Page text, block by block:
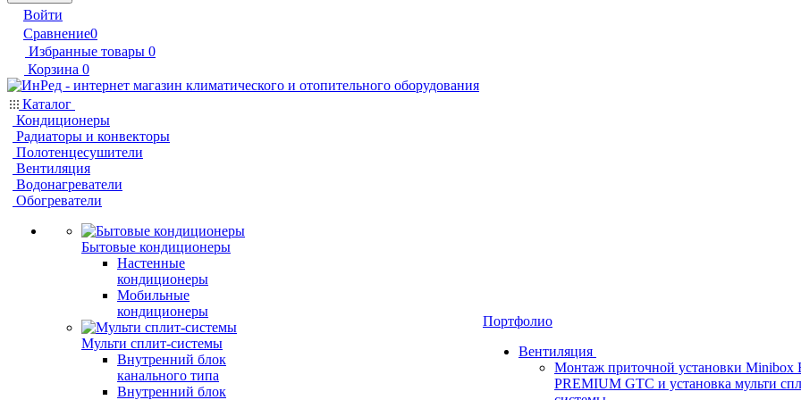
Войти
Сравнение0
Избранные товары 0
Корзина 0
Каталог
Кондиционеры
Радиаторы и конвекторы
Полотенцесушители
Вентиляция
Водонагреватели
Обогреватели
Бытовые кондиционеры
Настенные
кондиционеры
Мобильные
кондиционеры
Мульти сплит-системы
Внутренний блок
канального типа
Внутренний блок
Портфолио
Вентиляция
Монтаж приточной установки Minibox
PREMIUM GTC и установка мульти